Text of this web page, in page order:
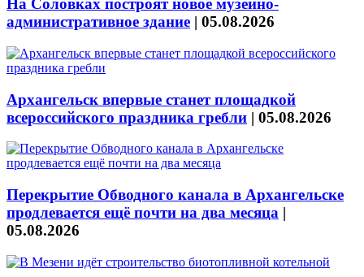
На Соловках построят новое музейно-
административное здание | 05.08.2026
Архангельск впервые станет площадкой
всероссийского праздника гребли | 05.08.2026
Перекрытие Обводного канала в Архангельске
продлевается ещё почти на два месяца |
05.08.2026